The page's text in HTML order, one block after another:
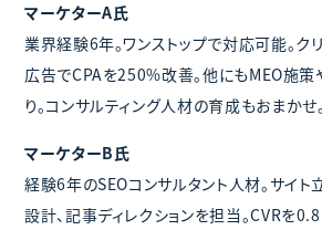
マーケターA氏
業界経験6年。ワンストップで対応可能。ク
広告でCPAを250%改善。他にもMEO施
り。コンサルティング人材の育成もおまかせ。
マーケターB氏
経験6年のSEOコンサルタント人材。サイト
設計、記事ディレクションを担当。CVRを